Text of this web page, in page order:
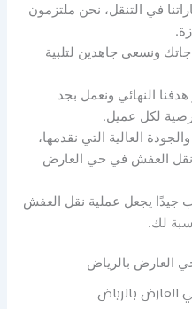
في التنقل، نحن ملتزمون
ونسعى جاهدين لتلبية
النهائي ونعمل بجد
لكل عميل.
العالية التي نقدمها،
العفش في حي العارض
جيدًا يجعل عملية نقل العفش
لك.
بالرياض